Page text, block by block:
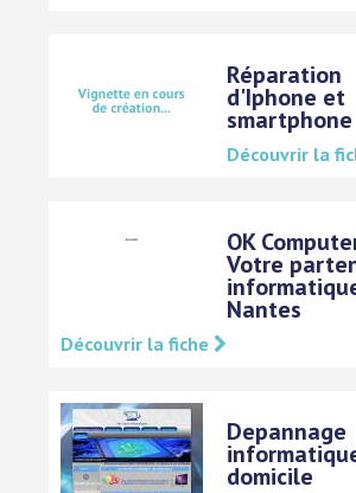
Réparation
d'Iphone et
smartphone
Découvrir la
OK
Votre
Nantes
Découvrir la fiche
Depannage
domicile